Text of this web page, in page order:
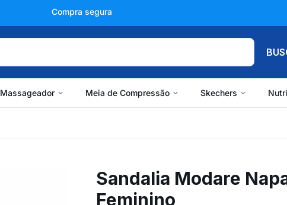
+150 mil avaliações
Massageador Meia de Compressão Skechers
Sandalia Modare
Feminino